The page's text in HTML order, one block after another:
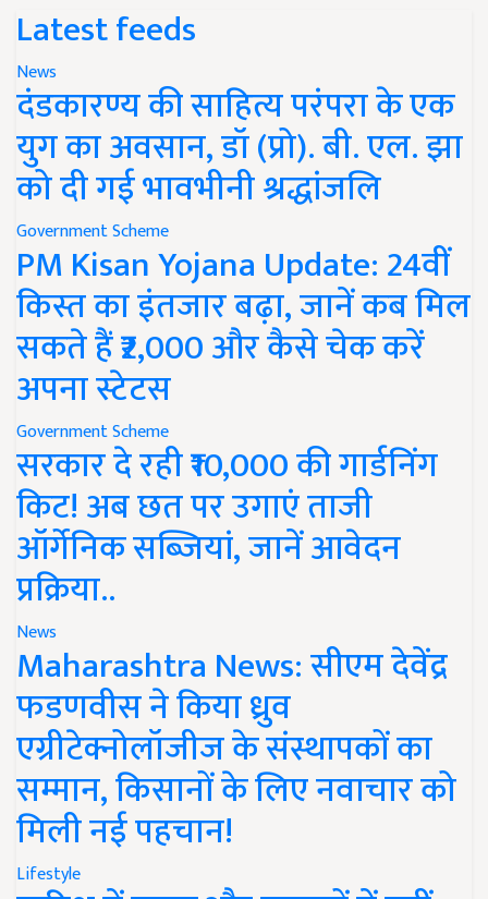
Latest feeds
News
दंडकारण्य की साहित्य परंपरा के एक
युग का अवसान, डॉ (प्रो). बी. एल. झा
को दी गई भावभीनी श्रद्धांजलि
Government Scheme
PM Kisan Yojana Update: 24वीं
किस्त का इंतजार बढ़ा, जानें कब मिल
सकते हैं ₹2,000 और कैसे चेक करें
अपना स्टेटस
Government Scheme
सरकार दे रही ₹10,000 की गार्डनिंग
किट! अब छत पर उगाएं ताजी
ऑर्गेनिक सब्जियां, जानें आवेदन
प्रक्रिया..
News
Maharashtra News: सीएम देवेंद्र
फडणवीस ने किया ध्रुव
एग्रीटेक्नोलॉजीज के संस्थापकों का
सम्मान, किसानों के लिए नवाचार को
मिली नई पहचान!
Lifestyle